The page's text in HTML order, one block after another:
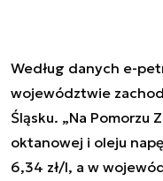
Według danych e-
województwie
Śląsku. „Na Pomorzu
oktanowej i oleju
6,34 zł/l, a w